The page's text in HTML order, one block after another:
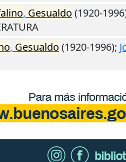
, Gesualdo (1920-
, Gesualdo (1920-1996);